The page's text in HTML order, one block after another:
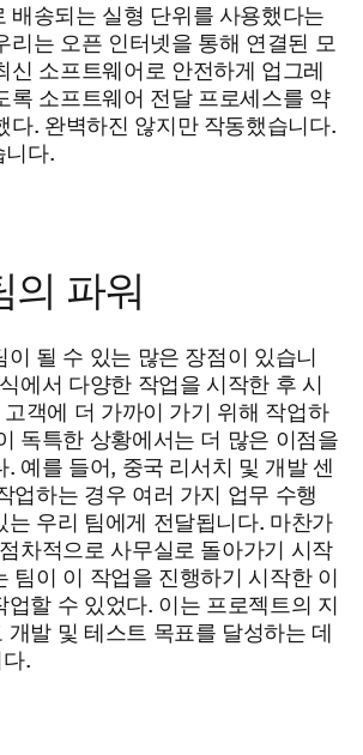
배송되는 실형 단위를 사용했다는
리는 오픈 인터넷을 통해 연결된 모
신 소프트웨어로 안전하게 업그레
록 소프트웨어 전달 프로세스를 약
다. 완벽하진 않지만 작동했습니다.
니다.
의 파워
이 될 수 있는 많은 장점이 있습니
에서 다양한 작업을 시작한 후 시
객에 더 가까이 가기 위해 작업하
독특한 상황에서는 더 많은 이점을
. 예를 들어, 중국 리서치 및 개발 센
업하는 경우 여러 가지 업무 수행
는 우리 팀에게 전달됩니다. 마찬가
차적으로 사무실로 돌아가기 시작
팀이 이 작업을 진행하기 시작한 이
업할 수 있었다. 이는 프로젝트의 지
개발 및 테스트 목표를 달성하는 데
.